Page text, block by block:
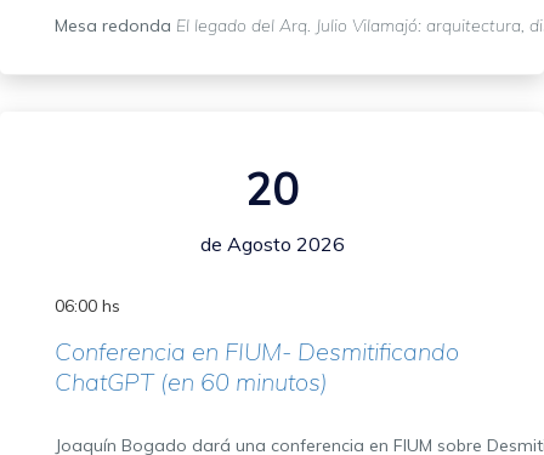
Mesa redonda El legado del Arq. Julio Vilamajó: arquitectura,
20
de Agosto 2026
06:00 hs
Conferencia en FIUM- Desmitificando
ChatGPT (en 60 minutos)
Joaquín Bogado dará una conferencia en FIUM sobre